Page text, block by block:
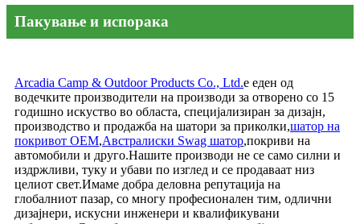
Пакување и испорака
Arcadia Camp & Outdoor Products Co., Ltd.е еден од
водечките производители на производи за отворено со 15
годишно искуство во областа, специјализиран за дизајн,
производство и продажба на шатори за приколки,шатор на
покривот OEM,Австралиски Swag шатор,покриви на
автомобили и друго.Нашите производи не се само силни и
издржливи, туку и убави по изглед и се продаваат низ
целиот свет.Имаме добра деловна репутација на
глобалниот пазар, со многу професионален тим, одлични
дизајнери, искусни инженери и квалификувани